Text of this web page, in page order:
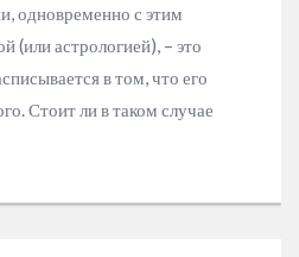
одновременно с этим
(или астрологией), – это
в том, что его
Стоит ли в таком случае